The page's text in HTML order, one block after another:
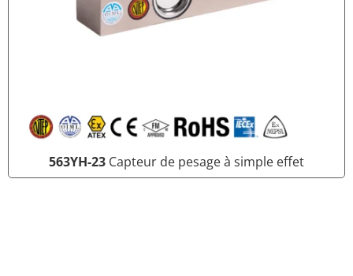
563YH-23 Capteur de pesage à simple effet